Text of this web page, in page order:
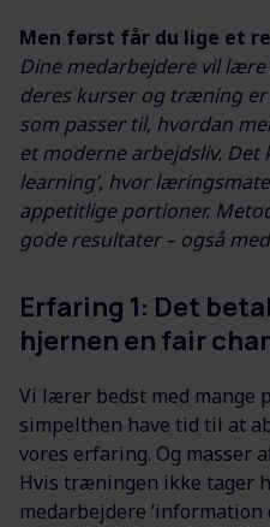
Men først får du lige et
Dine medarbejdere vil
deres kurser og træning
som passer til, hvordan
et moderne arbejdsliv. Det
learning’, hvor
appetitlige portioner.
gode resultater – også
Erfaring 1: Det
hjernen en fair
Vi lærer bedst med mange
simpelthen have tid til at
vores erfaring. Og masser
Hvis træningen ikke tager
medarbejdere ’information